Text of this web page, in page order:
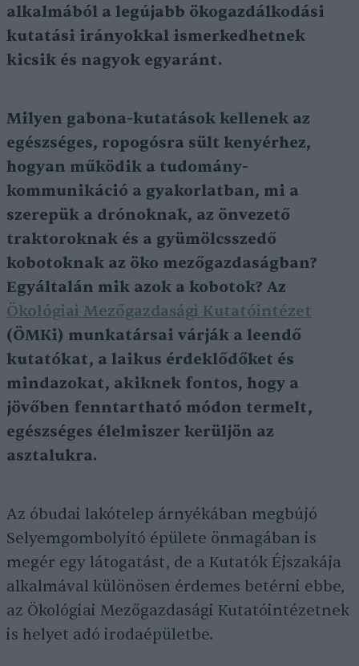
alkalmából a legújabb ökogazdálkodási
kutatási irányokkal ismerkedhetnek
kicsik és nagyok egyaránt.
Milyen gabona-kutatások kellenek az
egészséges, ropogósra sült kenyérhez,
hogyan működik a tudomány-
kommunikáció a gyakorlatban, mi a
szerepük a drónoknak, az önvezető
traktoroknak és a gyümölcsszedő
kobotoknak az öko mezőgazdaságban?
Egyáltalán mik azok a kobotok? Az
Ökológiai Mezőgazdasági Kutatóintézet
(ÖMKi) munkatársai várják a leendő
kutatókat, a laikus érdeklődőket és
mindazokat, akiknek fontos, hogy a
jövőben fenntartható módon termelt,
egészséges élelmiszer kerüljön az
asztalukra.
Az óbudai lakótelep árnyékában megbújó
Selyemgombolyító épülete önmagában is
megér egy látogatást, de a Kutatók Éjszakája
alkalmával különösen érdemes betérni ebbe,
az Ökológiai Mezőgazdasági Kutatóintézetnek
is helyet adó irodaépületbe.